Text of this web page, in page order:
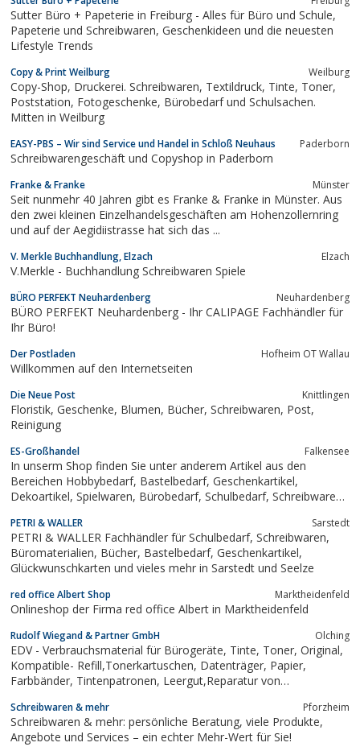
Sutter Büro + Papeterie in Freiburg - Alles für Büro und Schule,
Papeterie und Schreibwaren, Geschenkideen und die neuesten
Lifestyle Trends
Copy & Print Weilburg Weilburg
Copy-Shop, Druckerei. Schreibwaren, Textildruck, Tinte, Toner,
Poststation, Fotogeschenke, Bürobedarf und Schulsachen.
Mitten in Weilburg
EASY-PBS – Wir sind Service und Handel in Schloß Neuhaus Paderborn
Schreibwarengeschäft und Copyshop in Paderborn
Franke & Franke Münster
Seit nunmehr 40 Jahren gibt es Franke & Franke in Münster. Aus
den zwei kleinen Einzelhandelsgeschäften am Hohenzollernring
und auf der Aegidiistrasse hat sich das ...
V. Merkle Buchhandlung, Elzach Elzach
V.Merkle - Buchhandlung Schreibwaren Spiele
BÜRO PERFEKT Neuhardenberg Neuhardenberg
BÜRO PERFEKT Neuhardenberg - Ihr CALIPAGE Fachhändler für
Ihr Büro!
Der Postladen Hofheim OT Wallau
Willkommen auf den Internetseiten
Die Neue Post Knittlingen
Floristik, Geschenke, Blumen, Bücher, Schreibwaren, Post,
Reinigung
ES-Großhandel Falkensee
In unserm Shop finden Sie unter anderem Artikel aus den
Bereichen Hobbybedarf, Bastelbedarf, Geschenkartikel,
Dekoartikel, Spielwaren, Bürobedarf, Schulbedarf, Schreibwaren,
netto Händlerpreise
PETRI & WALLER Sarstedt
PETRI & WALLER Fachhändler für Schulbedarf, Schreibwaren,
Büromaterialien, Bücher, Bastelbedarf, Geschenkartikel,
Glückwunschkarten und vieles mehr in Sarstedt und Seelze
red office Albert Shop Marktheidenfeld
Onlineshop der Firma red office Albert in Marktheidenfeld
Rudolf Wiegand & Partner GmbH Olching
EDV - Verbrauchsmaterial für Bürogeräte, Tinte, Toner, Original,
Kompatible- Refill,Tonerkartuschen, Datenträger, Papier,
Farbbänder, Tintenpatronen, Leergut,Reparatur von
Schreibwaren & mehr Pforzheim
Schreibwaren & mehr: persönliche Beratung, viele Produkte,
Angebote und Services – ein echter Mehr-Wert für Sie!